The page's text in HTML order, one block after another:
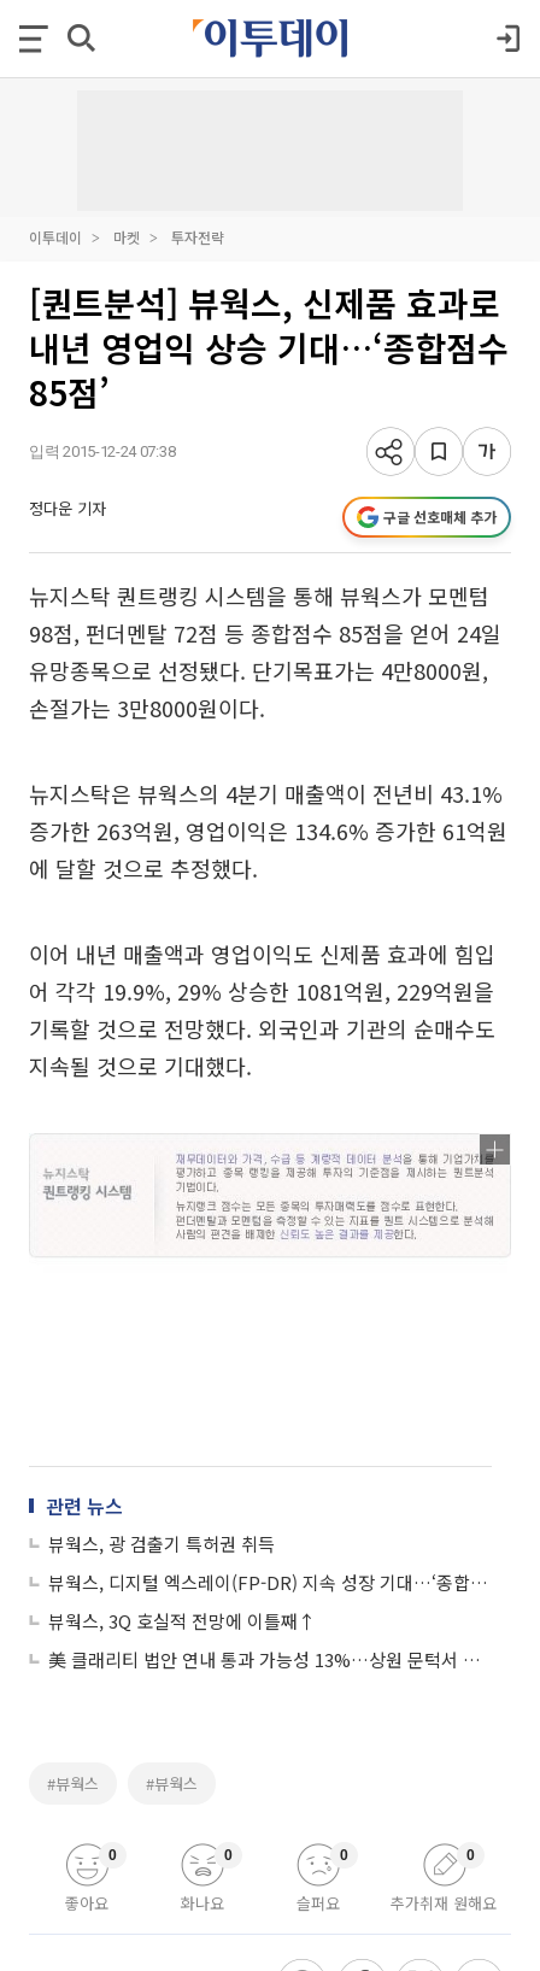
이투데이 마켓 투자전략
[퀀트분석] 뷰웍스, 신제품 효과로
내년 영업익 상승 기대…‘종합점수
85점’
입력 2015-12-24 07:38
정다운 기자 구글 선호매체 추가
뉴지스탁 퀀트랭킹 시스템을 통해 뷰웍스가 모멘텀
98점, 펀더멘탈 72점 등 종합점수 85점을 얻어 24일
유망종목으로 선정됐다. 단기목표가는 4만8000원,
손절가는 3만8000원이다.
뉴지스탁은 뷰웍스의 4분기 매출액이 전년비 43.1%
증가한 263억원, 영업이익은 134.6% 증가한 61억원
에 달할 것으로 추정했다.
이어 내년 매출액과 영업이익도 신제품 효과에 힘입
어 각각 19.9%, 29% 상승한 1081억원, 229억원을
기록할 것으로 전망했다. 외국인과 기관의 순매수도
지속될 것으로 기대했다.
관련 뉴스
뷰웍스, 광 검출기 특허권 취득
뷰웍스, 디지털 엑스레이(FP-DR) 지속 성장 기대…‘종합점수 75점’
뷰웍스, 3Q 호실적 전망에 이틀째↑
美 클래리티 법안 연내 통과 가능성 13%…상원 문턱서 제동
#뷰웍스 #뷰웍스
좋아요
0
화나요
0
슬퍼요
0
추가취재 원해요
0